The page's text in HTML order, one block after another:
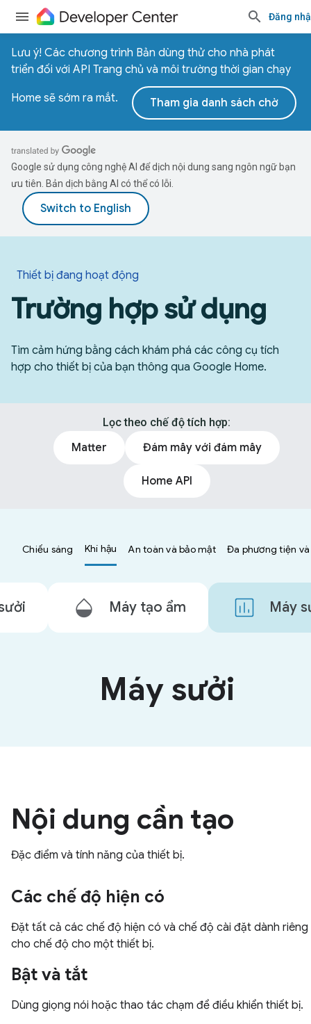
Đăng
Lưu ý! Các chương trình Bản dùng thử cho nhà phát
triển đối với API Trang chủ và môi trường thời gian chạy
Home sẽ sớm ra mắt. Tham gia danh sách chờ
Google sử dụng công nghệ AI để dịch nội dung sang ngôn ngữ bạn
ưu tiên. Bản dịch bằng AI có thể có lỗi.
Thiết bị đang hoạt động
Trường hợp sử dụng
Tìm cảm hứng bằng cách khám phá các công cụ tích
hợp cho thiết bị của bạn thông qua Google Home.